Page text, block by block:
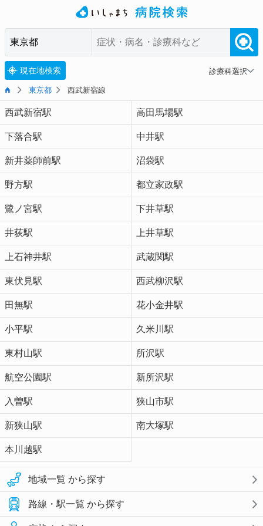
現在地検索 診療科選択
東京都 西武新宿線
西武新宿駅 高田馬場駅
下落合駅 中井駅
新井薬師前駅 沼袋駅
野方駅 都立家政駅
鷺ノ宮駅 下井草駅
井荻駅 上井草駅
上石神井駅 武蔵関駅
東伏見駅 西武柳沢駅
田無駅 花小金井駅
小平駅 久米川駅
東村山駅 所沢駅
航空公園駅 新所沢駅
入曽駅 狭山市駅
新狭山駅 南大塚駅
本川越駅
地域一覧 から探す
路線・駅一覧 から探す